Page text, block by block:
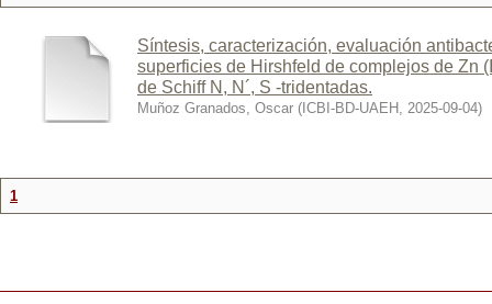
Síntesis, caracterización, evaluación
superficies de Hirshfeld de complejos de Zn
de Schiff N, N´, S -tridentadas.
Muñoz Granados, Oscar ( ICBI-BD-UAEH , 2025-09-04)
1